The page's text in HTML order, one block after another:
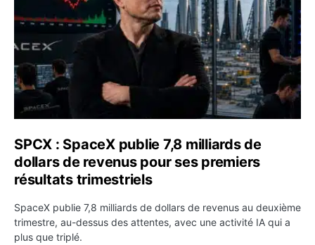
SPCX : SpaceX publie 7,8 milliards de
dollars de revenus pour ses premiers
résultats trimestriels
SpaceX publie 7,8 milliards de dollars de revenus au deuxième
trimestre, au-dessus des attentes, avec une activité IA qui a
plus que triplé.